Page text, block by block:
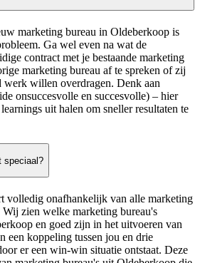
marketing bureau in Oldeberkoop is
Ga wel even na wat de
contract met je bestaande marketing
marketing bureau af te spreken of zij
werk willen overdragen. Denk aan
onsuccesvolle en succesvolle) – hier
uit halen om sneller resultaten te
speciaal?
volledig onafhankelijk van alle marketing
zien welke marketing bureau's
en goed zijn in het uitvoeren van
een koppeling tussen jou en drie
er een win-win situatie ontstaat. Deze